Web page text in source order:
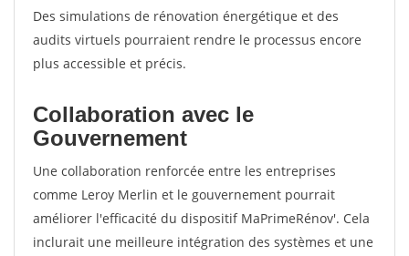
Des simulations de rénovation énergétique et des
audits virtuels pourraient rendre le processus encore
plus accessible et précis.
Collaboration avec le
Gouvernement
Une collaboration renforcée entre les entreprises
comme Leroy Merlin et le gouvernement pourrait
améliorer l'efficacité du dispositif MaPrimeRénov'. Cela
inclurait une meilleure intégration des systèmes et une